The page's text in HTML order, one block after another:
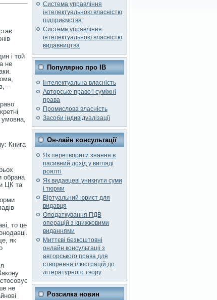
і той
не
–
умовна,
Книга
обрана
ЦК та
то це
як
не
Система управління
інтелектуальною власністю
підприємства
Система управління
інтелектуальною власністю
видавництва
Популярно про ІВ
Інтелектуальна власність
Авторське право і суміжні
права
Промислова власність
Засоби індивідуалізації
Он-лайн консультації
Як перетворити знання в
пасивний дохід у вигляді
роялті
Як видавцеві уникнути суми
і тюрми
Віртуальний юрист для
видавця
Оподаткування ПДВ
операцій з книжковими
виданнями
Миттєві безкоштовні
онлайн консультації з
авторського права для
створення ілюстрацій до
літературного твору
Розсилка новин